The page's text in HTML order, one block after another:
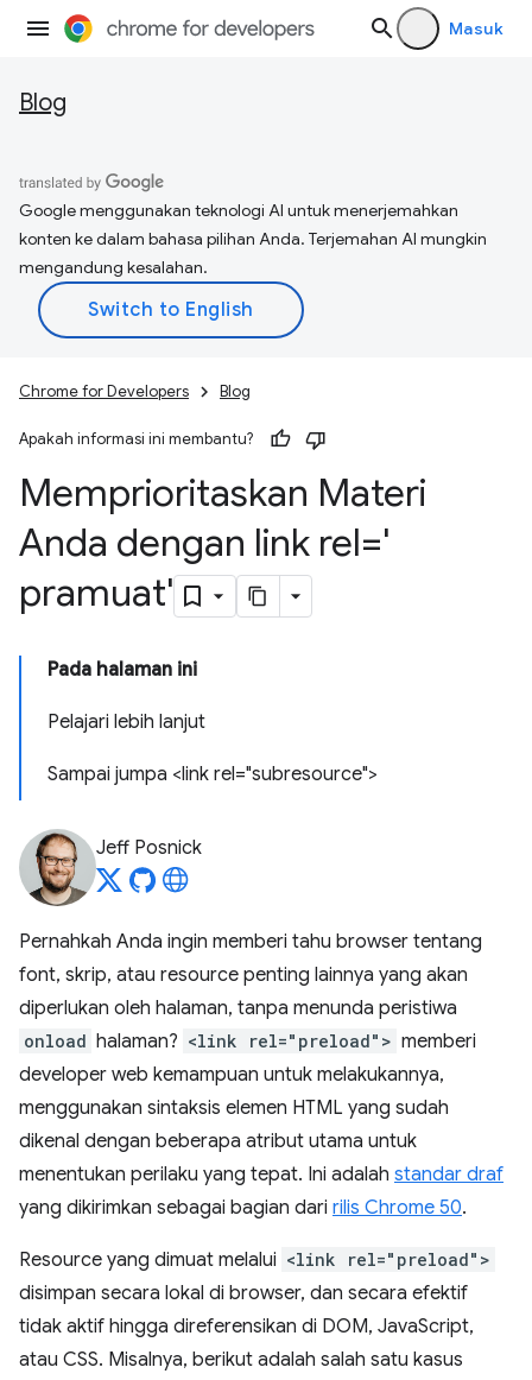
Masuk
Blog
Google menggunakan teknologi AI untuk menerjemahkan
konten ke dalam bahasa pilihan Anda. Terjemahan AI mungkin
mengandung kesalahan.
Chrome for Developers Blog
Apakah informasi ini membantu?
Memprioritaskan Materi
Anda dengan link rel='
pramuat'
Pada halaman ini
Pelajari lebih lanjut
Sampai jumpa <link rel="subresource">
Jeff Posnick
Pernahkah Anda ingin memberi tahu browser tentang
font, skrip, atau resource penting lainnya yang akan
diperlukan oleh halaman, tanpa menunda peristiwa
onload halaman? <link rel="preload"> memberi
developer web kemampuan untuk melakukannya,
menggunakan sintaksis elemen HTML yang sudah
dikenal dengan beberapa atribut utama untuk
menentukan perilaku yang tepat. Ini adalah standar draf
yang dikirimkan sebagai bagian dari rilis Chrome 50.
Resource yang dimuat melalui <link rel="preload">
disimpan secara lokal di browser, dan secara efektif
tidak aktif hingga direferensikan di DOM, JavaScript,
atau CSS. Misalnya, berikut adalah salah satu kasus